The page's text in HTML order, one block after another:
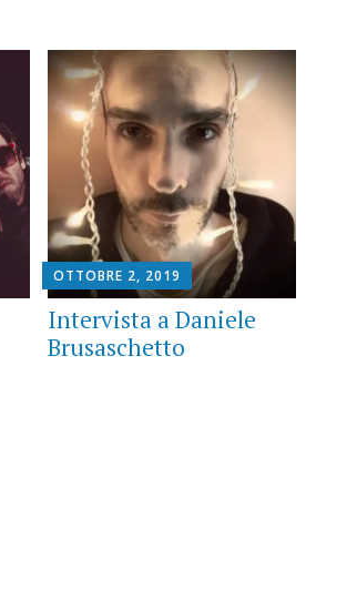
OTTOBRE 2, 2019
Intervista a Daniele
Brusaschetto